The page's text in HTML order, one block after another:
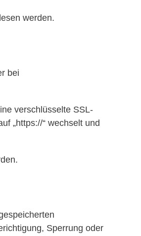
werden.
bei
verschlüsselte SSL-
„https://“ wechselt und
Sperrung oder